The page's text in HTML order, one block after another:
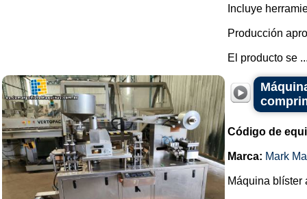
Incluye
Producción
El producto se
Código de
Marca: Mark
Máquina blíster